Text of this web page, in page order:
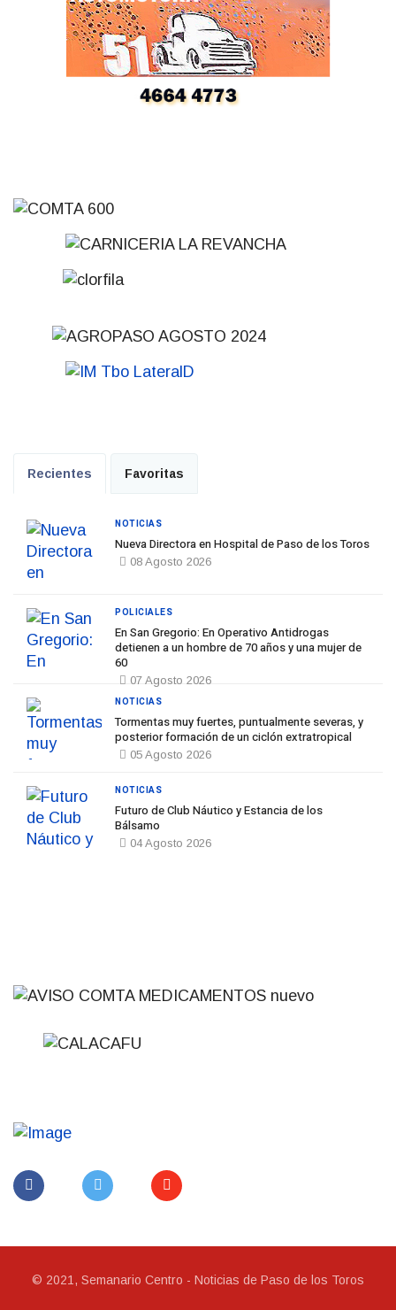
Recientes Favoritas
Nueva Directora en Hospital de Paso de los Toros
08 Agosto 2026
NOTICIAS
En San Gregorio: En Operativo Antidrogas
detienen a un hombre de 70 años y una mujer de
60
07 Agosto 2026
POLICIALES
Tormentas muy fuertes, puntualmente severas, y
posterior formación de un ciclón extratropical
05 Agosto 2026
NOTICIAS
Futuro de Club Náutico y Estancia de los
Bálsamo
04 Agosto 2026
NOTICIAS
© 2021, Semanario Centro - Noticias de Paso de los Toros